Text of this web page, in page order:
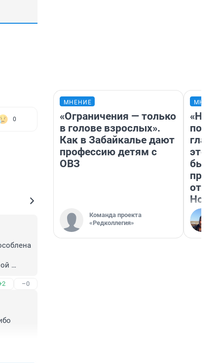
0
а со –0
МНЕНИЕ
«Ограничения — только
в голове взрослых».
Как в Забайкалье дают
профессию детям с
ОВЗ
Команда проекта
«Редколлегия»
этого
бьет